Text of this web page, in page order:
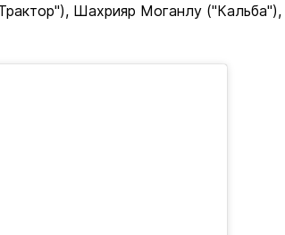
Шахрияр Моганлу ("Кальба"),